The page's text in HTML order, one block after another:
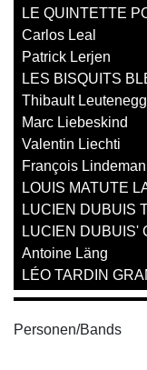
LE QUINTETTE
Carlos Leal
Patrick Lerjen
LES BISQUITS
Thibault
Marc Liebeskind
Valentin Liechti
François
LOUIS MATUTE
LUCIEN DUBUIS
LUCIEN DUBUIS'
Antoine Läng
LÉO TARDIN
Personen/Bands